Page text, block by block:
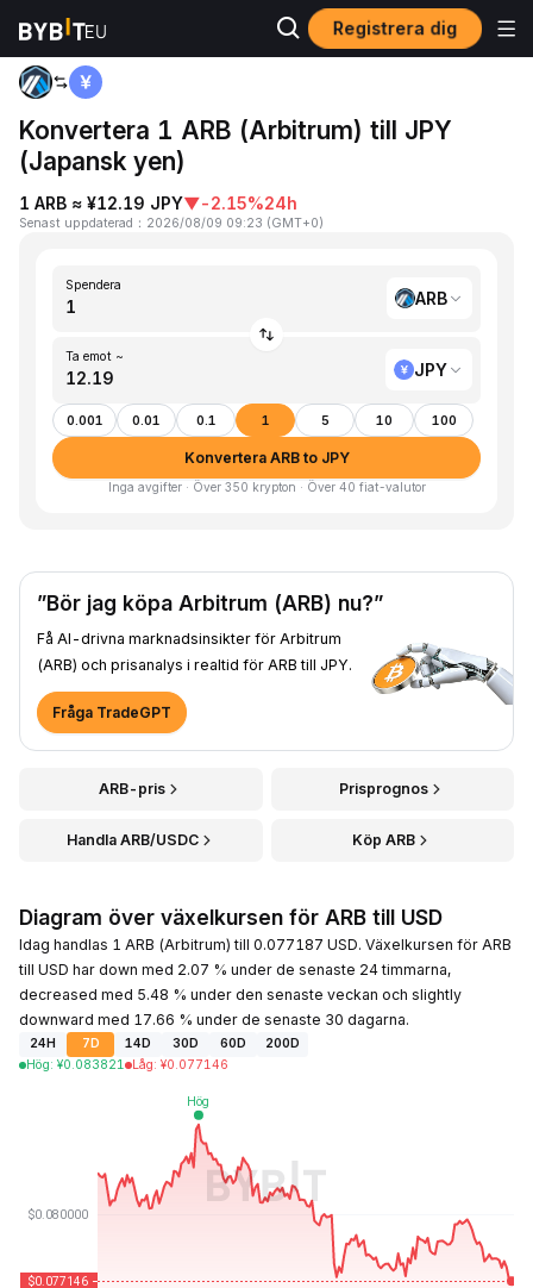
Registrera dig
Hem ARB to JPY
Konvertera 1 ARB (Arbitrum) till JPY
(Japansk yen)
1 ARB ≈ ¥12.19 JPY▼-2.15%24h
Senast uppdaterad ： 2026/08/09 09:23 (GMT+0)
Spendera
ARB
Ta emot ~
JPY
0.001 0.01 0.1 1 5 10 100
Konvertera ARB to JPY
Inga avgifter · Över 350 krypton · Över 40 fiat-valutor
”Bör jag köpa Arbitrum (ARB) nu?”
Få AI-drivna marknadsinsikter för Arbitrum
(ARB) och prisanalys i realtid för ARB till JPY.
Fråga TradeGPT
ARB-pris Prisprognos
Handla ARB/USDC Köp ARB
Diagram över växelkursen för ARB till USD
Idag handlas 1 ARB (Arbitrum) till 0.077187 USD. Växelkursen för ARB
till USD har down med 2.07 % under de senaste 24 timmarna,
decreased med 5.48 % under den senaste veckan och slightly
downward med 17.66 % under de senaste 30 dagarna.
24H 7D 14D 30D 60D
200D
Hög: ¥0.083821 Låg: ¥0.077146